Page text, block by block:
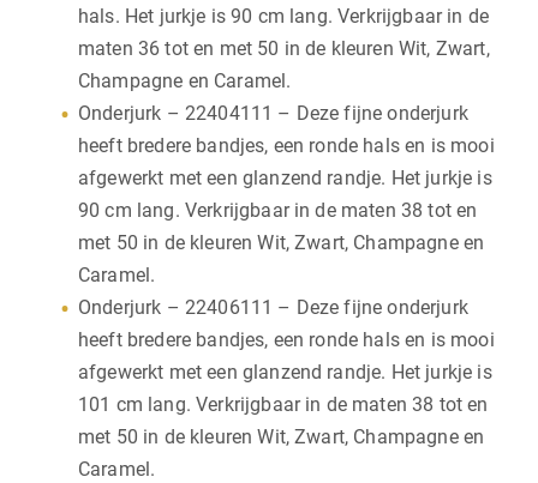
hals. Het jurkje is 90 cm lang. Verkrijgbaar in de
maten 36 tot en met 50 in de kleuren Wit, Zwart,
Champagne en Caramel.
Onderjurk – 22404111 – Deze fijne onderjurk
heeft bredere bandjes, een ronde hals en is mooi
afgewerkt met een glanzend randje. Het jurkje is
90 cm lang. Verkrijgbaar in de maten 38 tot en
met 50 in de kleuren Wit, Zwart, Champagne en
Caramel.
Onderjurk – 22406111 – Deze fijne onderjurk
heeft bredere bandjes, een ronde hals en is mooi
afgewerkt met een glanzend randje. Het jurkje is
101 cm lang. Verkrijgbaar in de maten 38 tot en
met 50 in de kleuren Wit, Zwart, Champagne en
Caramel.